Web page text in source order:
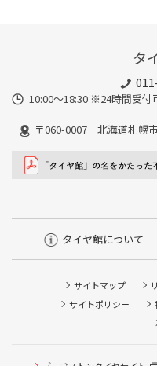
タ
10:00～18:30 ※24時間受付
〒060-0007 北海道札幌
タイヤ館について
サイトマップ
サイトポリシー